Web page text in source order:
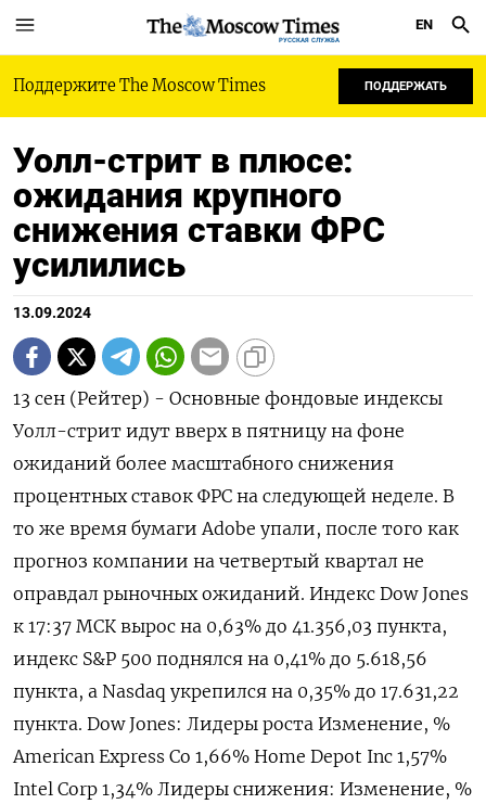
РУССКАЯ СЛУЖБА
EN
Поддержите The Moscow Times ПОДДЕРЖАТЬ
Уолл-стрит в плюсе:
ожидания крупного
снижения ставки ФРС
усилились
13.09.2024
13 сен (Рейтер) - Основные фондовые индексы
Уолл-стрит идут вверх в пятницу на фоне
ожиданий более масштабного снижения
процентных ставок ФРС на следующей неделе. В
то же время бумаги Adobe упали, после того как
прогноз компании на четвертый квартал не
оправдал рыночных ожиданий. Индекс Dow Jones
к 17:37 МСК вырос на 0,63% до 41.356,03 пункта,
индекс S&P 500 поднялся на 0,41% до 5.618,56​
пункта, а Nasdaq укрепился на 0,35% до 17.631,22
пункта. Dow Jones: Лидеры роста Изменение, %
American Express Co 1,66% Home Depot Inc 1,57%
Intel Corp 1,34% Лидеры снижения: Изменение, %